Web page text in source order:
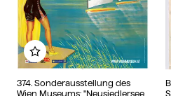
374. Sonderausstellung des
Wien Museums: "Neusiedlersee.
Zu meinem Album